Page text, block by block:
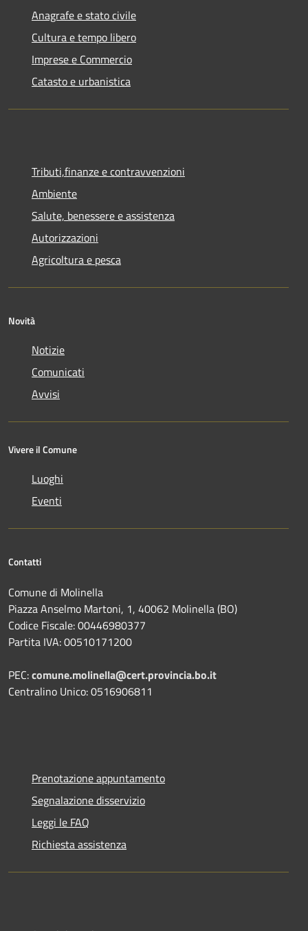
Anagrafe e stato civile
Cultura e tempo libero
Imprese e Commercio
Catasto e urbanistica
Tributi,finanze e contravvenzioni
Ambiente
Salute, benessere e assistenza
Autorizzazioni
Agricoltura e pesca
Novità
Notizie
Comunicati
Avvisi
Vivere il Comune
Luoghi
Eventi
Contatti
Comune di Molinella
Piazza Anselmo Martoni, 1, 40062 Molinella (BO)
Codice Fiscale: 00446980377
Partita IVA: 00510171200
PEC:comune.molinella@cert.provincia.bo.it
Centralino Unico: 0516906811
Prenotazione appuntamento
Segnalazione disservizio
Leggi le FAQ
Richiesta assistenza